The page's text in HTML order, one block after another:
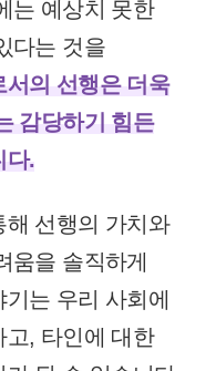
는 예상치 못한
다는 것을
서의 선행은 더욱
감당하기 힘든
다.
해 선행의 가치와
움을 솔직하게
는 우리 사회에
고, 타인에 대한